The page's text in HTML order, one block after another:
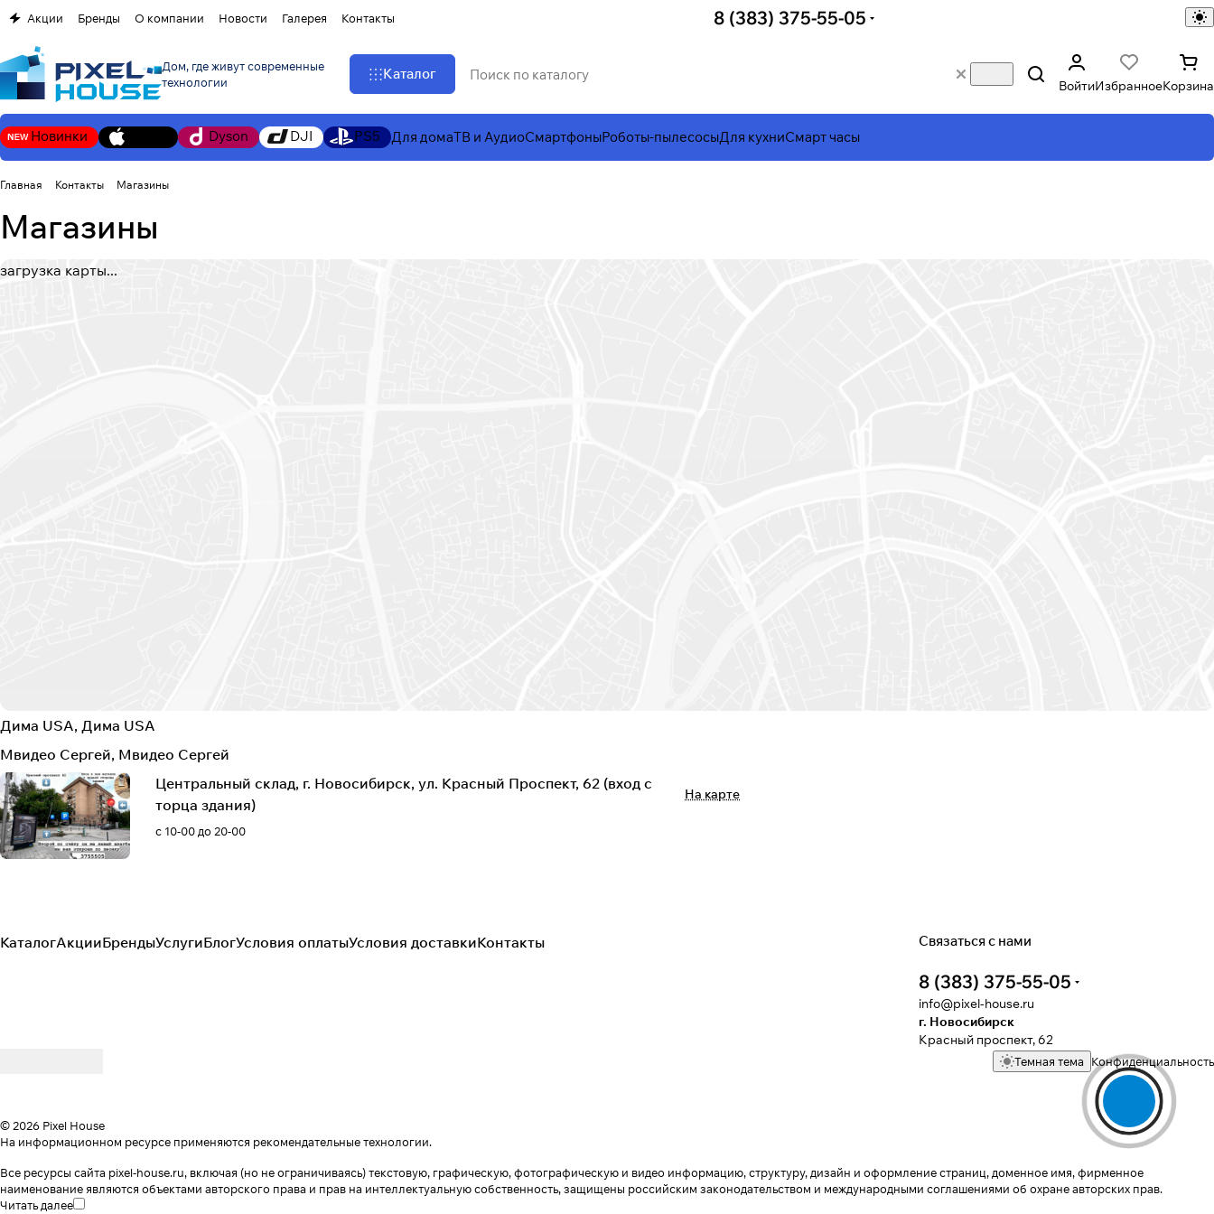
Акции Бренды О компании Новости Галерея Контакты 8 (383) 375-55-05
Дом, где живут современные
технологии
Каталог
ВойтиИзбранноеКорзина
Новинки Dyson DJI PS5 Для домаТВ и АудиоСмартфоныРоботы-пылесосыДля кухниСмарт часы
Главная Контакты Магазины
Магазины
загрузка карты...
Дима USA, Дима USA
Мвидео Сергей, Мвидео Сергей
Центральный склад, г. Новосибирск, ул. Красный Проспект, 62 (вход с
торца здания)
с 10-00 до 20-00
На карте
КаталогАкцииБрендыУслугиБлогУсловия оплатыУсловия доставкиКонтакты Связаться с нами
8 (383) 375-55-05
info@pixel-house.ru
г. Новосибирск
Красный проспект, 62
Темная тема Конфиденциальность
© 2026 Pixel House
На информационном ресурсе применяются рекомендательные технологии.
Все ресурсы сайта pixel-house.ru, включая (но не ограничиваясь) текстовую, графическую, фотографическую и видео информацию, структуру, дизайн и оформление страниц, доменное имя, фирменное
наименование являются объектами авторского права и прав на интеллектуальную собственность, защищены российским законодательством и международными соглашениями об охране авторских прав.
Читать далее